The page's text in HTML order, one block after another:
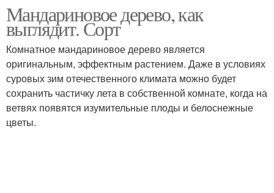
Мандариновое дерево, как
выглядит. Сорт
Комнатное мандариновое дерево является
оригинальным, эффектным растением. Даже в условиях
суровых зим отечественного климата можно будет
сохранить частичку лета в собственной комнате, когда на
ветвях появятся изумительные плоды и белоснежные
цветы.